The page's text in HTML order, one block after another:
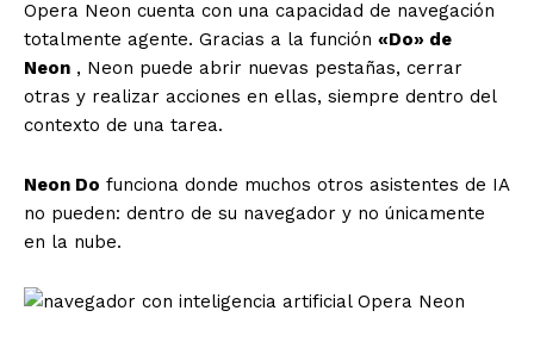
Opera Neon cuenta con una capacidad de navegación
totalmente agente. Gracias a la función «Do» de
Neon , Neon puede abrir nuevas pestañas, cerrar
otras y realizar acciones en ellas, siempre dentro del
contexto de una tarea.
Neon Do funciona donde muchos otros asistentes de IA
no pueden: dentro de su navegador y no únicamente
en la nube.